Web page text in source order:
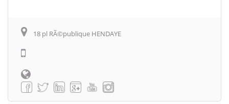
18 pl RÃ©publique HENDAYE